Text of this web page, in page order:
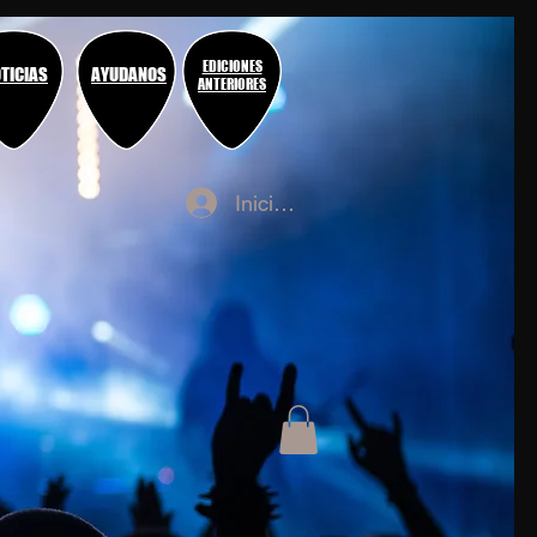
AYUDANOS
EDICIONES
ANTERIORES
Iniciar sesión